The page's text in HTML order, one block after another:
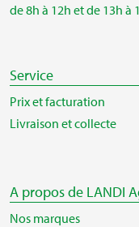
de 8h à 12h et de 13h à
Service
Prix et facturation
Livraison et collecte
A propos de LANDI
Nos marques